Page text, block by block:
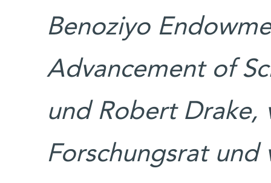
Benoziyo
Advancement of
und Robert Drake,
Forschungsrat und